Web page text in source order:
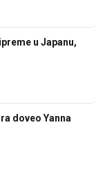
u Japanu,
doveo Yanna